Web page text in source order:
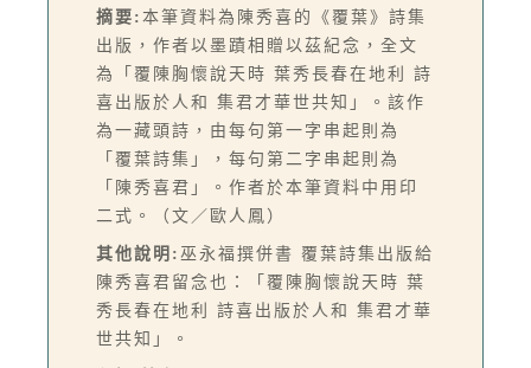
摘要: 本筆資料為陳秀喜的《覆葉》詩集
出版，作者以墨蹟相贈以茲紀念，全文
為「覆陳胸懷說天時 葉秀長春在地利 詩
喜出版於人和 集君才華世共知」。該作
為一藏頭詩，由每句第一字串起則為
「覆葉詩集」，每句第二字串起則為
「陳秀喜君」。作者於本筆資料中用印
二式。（文／歐人鳳）
其他說明: 巫永福撰併書 覆葉詩集出版給
陳秀喜君留念也：「覆陳胸懷說天時 葉
秀長春在地利 詩喜出版於人和 集君才華
世共知」。